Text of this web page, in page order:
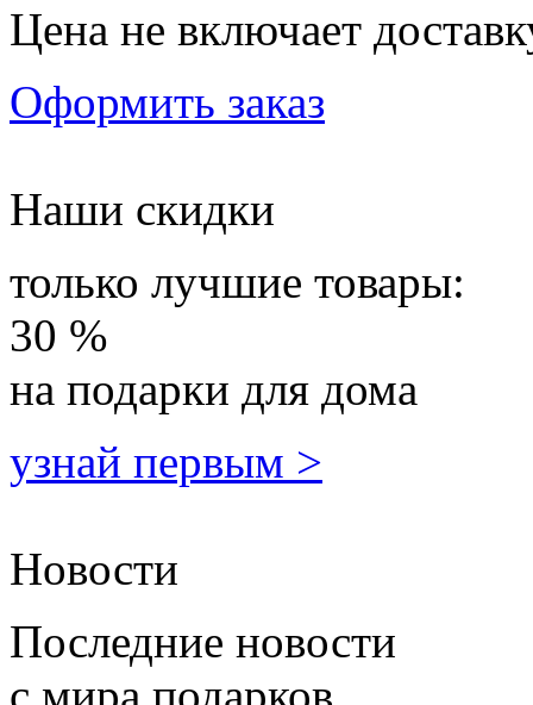
Цена не включает
Оформить заказ
Наши скидки
только лучшие товары:
30 %
на подарки для дома
узнай первым >
Новости
Последние новости